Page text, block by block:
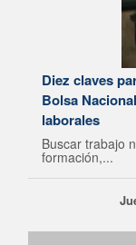
Diez claves
Bolsa
laborales
Buscar trabajo
formación,...